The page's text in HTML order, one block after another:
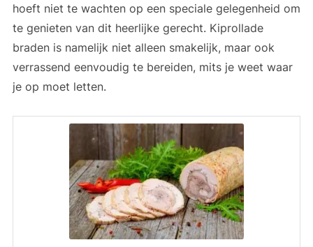
hoeft niet te wachten op een speciale gelegenheid om
te genieten van dit heerlijke gerecht. Kiprollade
braden is namelijk niet alleen smakelijk, maar ook
verrassend eenvoudig te bereiden, mits je weet waar
je op moet letten.